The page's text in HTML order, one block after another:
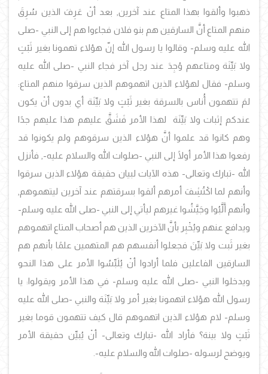
ذهبوا وألقوا بهذا المتاع عند آخرين, بعد أنْ عَرِفَ الذين سُرِقَ
منهم المتاع أنَّ السارقين هم بنو فلان فجاءوا هم إلى النبي -صلى
الله عليه وسلم- وقالوا يا رسول الله إنّ هؤلاء تهمونا بغير ثَبْتٍ
ولا بَيِّنَة ومتاعهم وُجِدَ عند رجل آخر فجاء النبي -صلى الله عليه
وسلم- فقال لهؤلاء الذين اتهموهم الذين سرقوا منهم المتاع:
لمَ تتهمون أُناس بالسرقة بغير ثَبْتٍ ولا بَيِّنَة أي بدون أنْ يكون
عندكم إثبات ولا بَيِّنَة لهذا الأمر فَشَقَّ عليهم هذا عليهم جدًا
وهم كانوا قد علموا أنَّ هؤلاء الذين سرقوهم ولم يكونوا قد
رفعوا هذا الأمر أولًا إلى النبي -صلوات الله والسلام عليه-, فأنزل
الله -تبارك وتعالى- هذه الآيات لبيان حقيقة هؤلاء الذين سرقوا
وأنهم لما اكْتُشِفَ أمرهم ألقوا بسرقتهم عند آخرين ليتهموهم,
وأنهم أَلَّبُوا وجَيَّشُوا غيرهم ليأتي إلى النبي -صلى الله عليه وسلم-
ويدافع عنهم ويُخْبِر بأنَّ الآخرين الذين هم أصحاب المتاع اتهموهم
بغير ثَبت ولا بَيِّنَ فجعلوا أنفسهم هم المتهمين علمًا بأنهم هم
السارقين الفاعلين فلما أرادوا أنْ يُلَبِّسُوا الأمر على هذا النحو
ويدخلوا النبي -صلى الله عليه وسلم- في هذا الأمر ويقولوا: يا
رسول الله هؤلاء اتهمونا بغير أمر ولا بَيِّنَة والنبي -صلى الله عليه
وسلم- لام هؤلاء الذين اتهموهم قال كيف تتهمون قوما بغير
ثَبْتٍ ولا بينة؟ فأراد الله -تبارك وتعالى- أنْ يُبيِّن حقيقة الأمر
ويوضح لرسوله -صلوات الله والسلام عليه-.